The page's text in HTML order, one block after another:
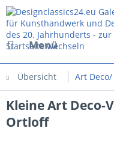
Menü
Übersicht Art
Kleine Art Deco-
Ortloff